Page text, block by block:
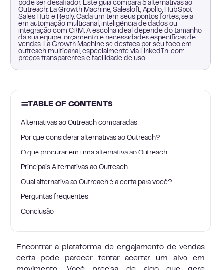
pode ser desafiador. Este guia compara 5 alternativas ao
Outreach: La Growth Machine, Salesloft, Apollo, HubSpot
Sales Hub e Reply. Cada um tem seus pontos fortes, seja
em automação multicanal, inteligência de dados ou
integração com CRM. A escolha ideal depende do tamanho
da sua equipe, orçamento e necessidades específicas de
vendas. La Growth Machine se destaca por seu foco em
outreach multicanal, especialmente via LinkedIn, com
preços transparentes e facilidade de uso.
TABLE OF CONTENTS
Alternativas ao Outreach comparadas
Por que considerar alternativas ao Outreach?
O que procurar em uma alternativa ao Outreach
Principais Alternativas ao Outreach
Qual alternativa ao Outreach é a certa para você?
Perguntas frequentes
Conclusão
Encontrar a plataforma de engajamento de vendas
certa pode parecer tentar acertar um alvo em